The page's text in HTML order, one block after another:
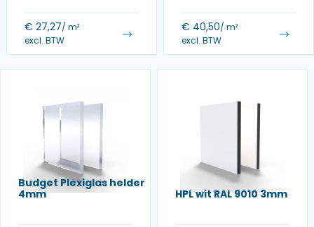
€ 27,27/ m²
excl. BTW
€ 40,50/ m²
excl. BTW
Budget Plexiglas helder
4mm
HPL wit RAL 9010 3mm